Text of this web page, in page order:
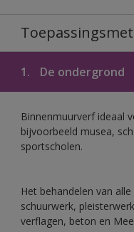
1. De ondergrond
Binnenmuurverf ideaal
bijvoorbeeld musea,
sportscholen.
Het behandelen van
schuurwerk,
verflagen, beton en